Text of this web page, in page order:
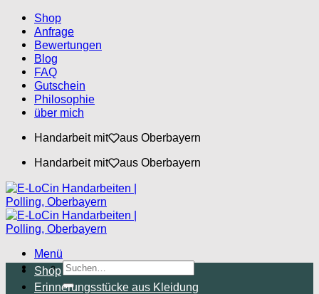
Zum
Inhalt
springen
Shop
Anfrage
Bewertungen
Blog
FAQ
Gutschein
Philosophie
über mich
Handarbeit mit
aus Oberbayern
Handarbeit mit
aus Oberbayern
Menü
Suchen
nach:
Shop
Erinnerungsstücke aus Kleidung